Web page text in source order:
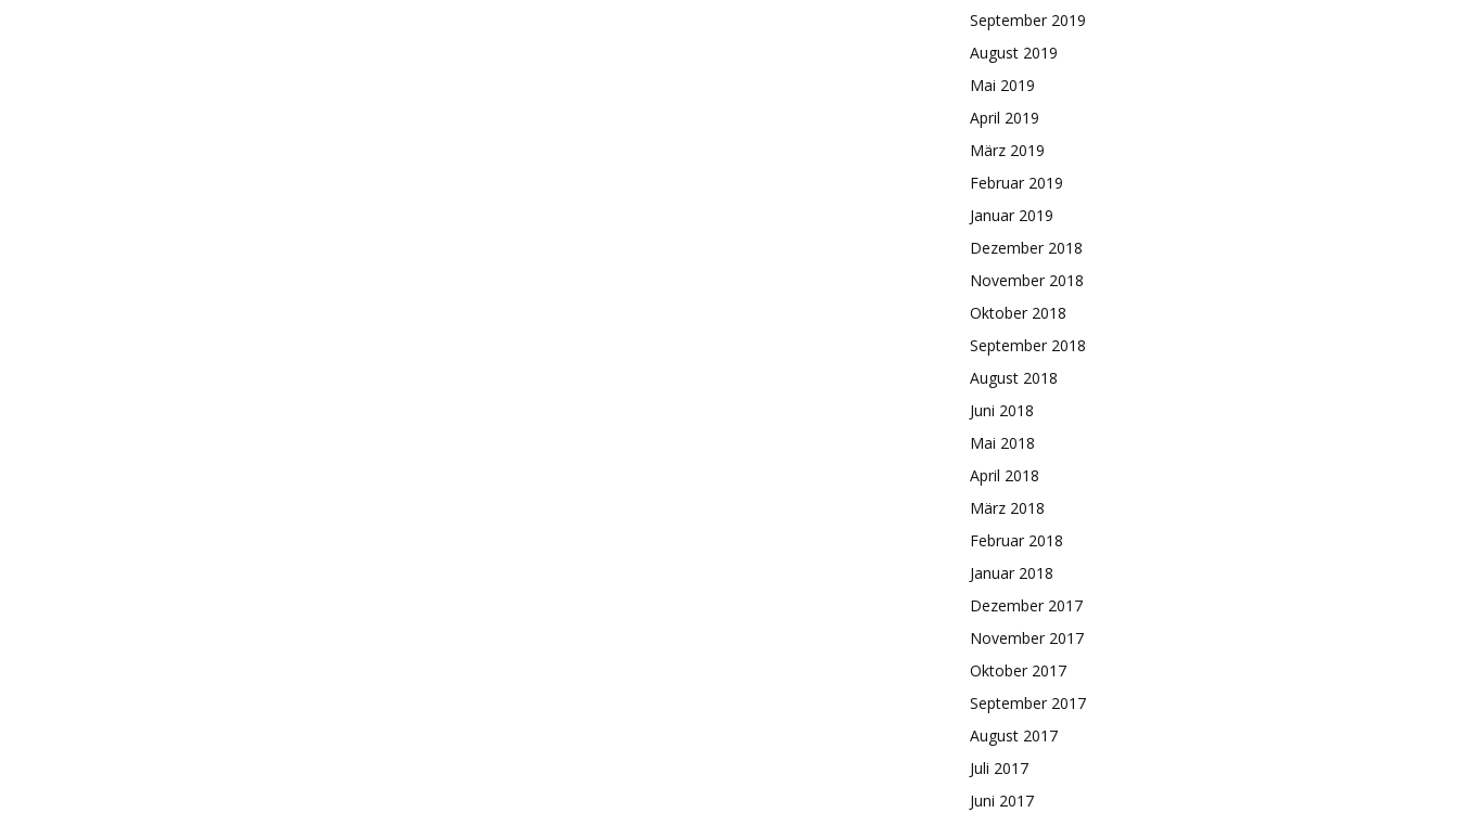
September 2019
August 2019
Mai 2019
April 2019
März 2019
Februar 2019
Januar 2019
Dezember 2018
November 2018
Oktober 2018
September 2018
August 2018
Juni 2018
Mai 2018
April 2018
März 2018
Februar 2018
Januar 2018
Dezember 2017
November 2017
Oktober 2017
September 2017
August 2017
Juli 2017
Juni 2017